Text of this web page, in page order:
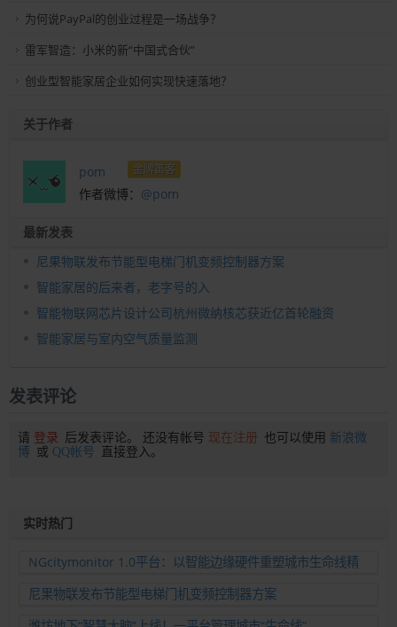
为何说PayPal的创业过程是一场战争？
雷军智造：小米的新“中国式合伙”
创业型智能家居企业如何实现快速落地？
关于作者
pom 金牌笛客
作者微博： @pom
最新发表
尼果物联发布节能型电梯门机变频控制器方案
智能家居的后来者，老字号的入
智能物联网芯片设计公司杭州微纳核芯获近亿首轮融资
智能家居与室内空气质量监测
发表评论
请 登录 后发表评论。 还没有帐号 现在注册 也可以使用 新浪微
博 或 QQ帐号 直接登入。
实时热门
NGcitymonitor 1.0平台：以智能边缘硬件重塑城市生命线精
准运维新范式
尼果物联发布节能型电梯门机变频控制器方案